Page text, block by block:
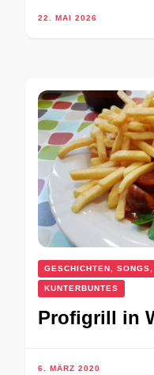
22. MAI 2026
GESCHICHTEN,
KUNTERBUNTES
Profigrill in
6. MÄRZ 2020